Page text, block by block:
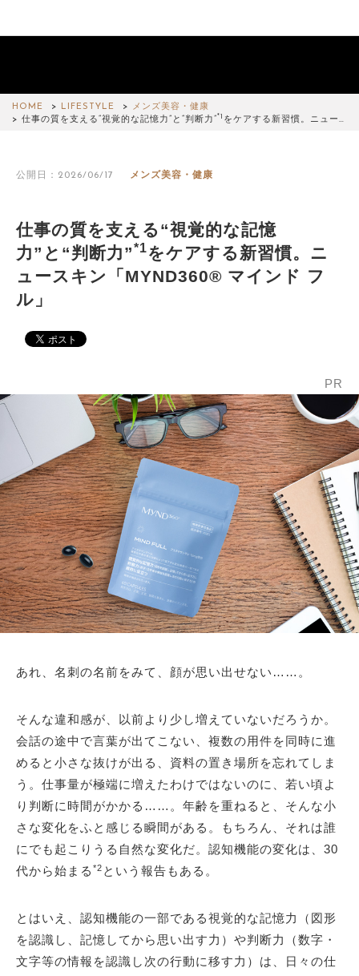
HOME LIFESTYLE
メンズ美容・健康
仕事の質を支える“視覚的な記憶力”と“判断力”*1 をケアする新習慣。ニュー…
公開日：2026/06/17 メンズ美容・健康
仕事の質を支える“視覚的な記憶
力”と“判断力”*1をケアする新習慣。ニ
ュースキン「MYND360® マインド フ
ル」
PR
あれ、名刺の名前をみて、顔が思い出せない……。
そんな違和感が、以前より少し増えていないだろうか。
会話の途中で言葉が出てこない、複数の用件を同時に進
めると小さな抜けが出る、資料の置き場所を忘れてしま
う。仕事量が極端に増えたわけではないのに、若い頃よ
り判断に時間がかかる……。年齢を重ねると、そんな小
さな変化をふと感じる瞬間がある。もちろん、それは誰
にでも起こりうる自然な変化だ。認知機能の変化は、30
代から始まる *2 という報告もある。
とはいえ、認知機能の一部である視覚的な記憶力（図形
を認識し、記憶してから思い出す力）や判断力（数字・
文字等の情報を認識し次の行動に移す力）は、日々の仕